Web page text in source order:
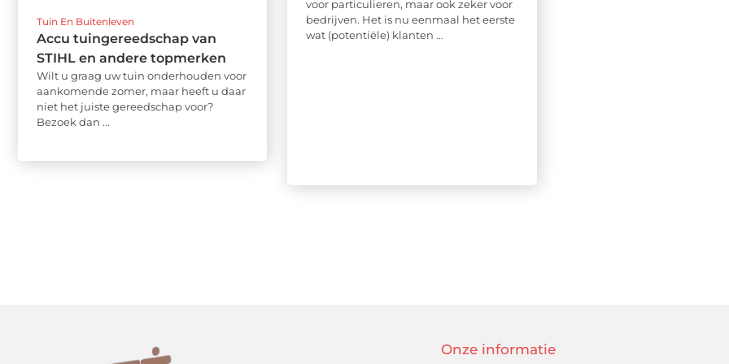
Tuin En Buitenleven
Accu tuingereedschap van
STIHL en andere topmerken
Wilt u graag uw tuin onderhouden voor
aankomende zomer, maar heeft u daar
niet het juiste gereedschap voor?
Bezoek dan ...
voor particulieren, maar ook zeker voor
bedrijven. Het is nu eenmaal het eerste
wat (potentiële) klanten ...
Onze informatie